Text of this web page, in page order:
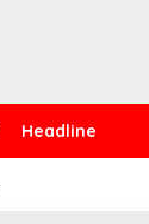
Headline